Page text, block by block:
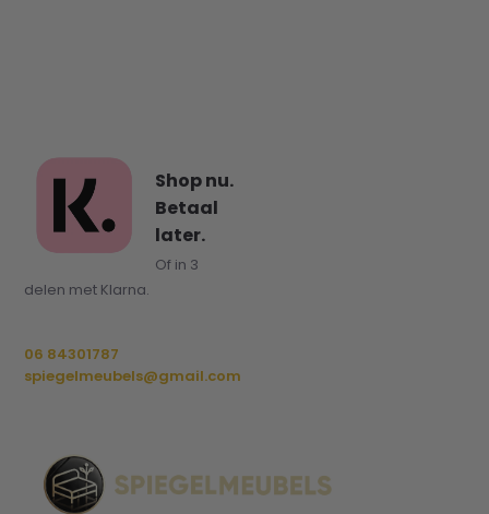
Shop nu.
Betaal
later.
Of in 3
delen met Klarna.
06 84301787
spiegelmeubels@gmail.com